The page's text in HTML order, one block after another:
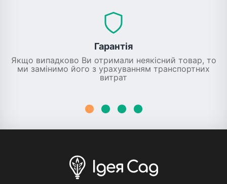
Гарантія
Якщо випадково Ви отримали неякісний товар, то
ми замінимо його з урахуванням транспортних
витрат